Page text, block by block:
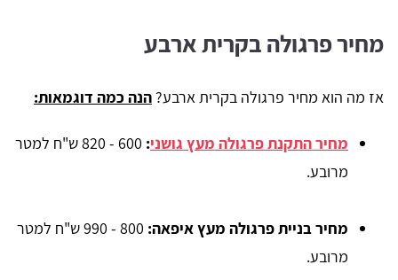
מחיר פרגולה בקרית ארבע
אז מה הוא מחיר פרגולה בקרית ארבע? הנה כמה דוגמאות:
מחיר התקנת פרגולה מעץ גושני:
600 - 820 ש"ח למטר
מרובע.
מחיר בניית פרגולה מעץ איפאה:
800 - 990 ש"ח למטר
מרובע.